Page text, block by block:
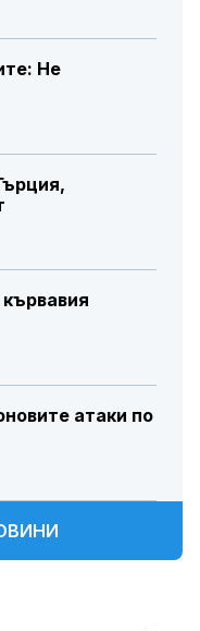
Не
атаки по